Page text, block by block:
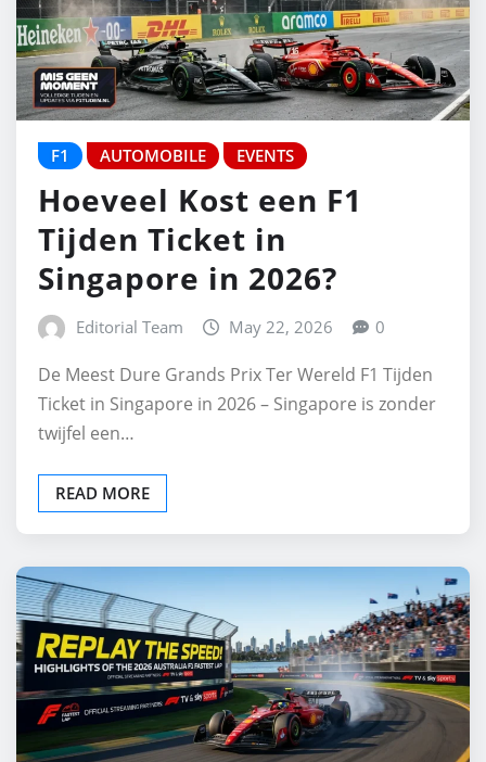
F1 AUTOMOBILE EVENTS
Hoeveel Kost een F1
Tijden Ticket in
Singapore in 2026?
Editorial Team May 22, 2026 0
De Meest Dure Grands Prix Ter Wereld F1 Tijden
Ticket in Singapore in 2026 – Singapore is zonder
twijfel een…
READ MORE